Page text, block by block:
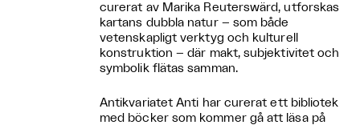
curerat av Marika Reuterswärd, utforskas
kartans dubbla natur – som både
vetenskapligt verktyg och kulturell
konstruktion – där makt, subjektivitet och
symbolik flätas samman.
Antikvariatet Anti har curerat ett bibliotek
med böcker som kommer gå att läsa på